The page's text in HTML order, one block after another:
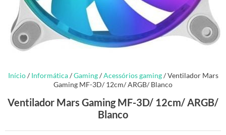
Início/ Informática/Gaming/Acessórios gaming/ Ventilador Mars
Gaming MF-3D/ 12cm/ ARGB/ Blanco
Ventilador Mars Gaming MF-3D/ 12cm/ ARGB/
Blanco